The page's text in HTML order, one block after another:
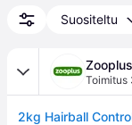
Suositeltu
Zooplus
Toimitus
2kg Hairball